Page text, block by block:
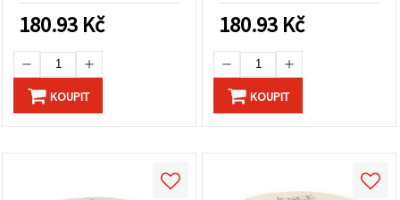
typu
cookies a
kliknutím
na tlačítko
"Uložit"
Přijmout
180.93 Kč
KOUPIT
180.93 Kč
KOUPIT